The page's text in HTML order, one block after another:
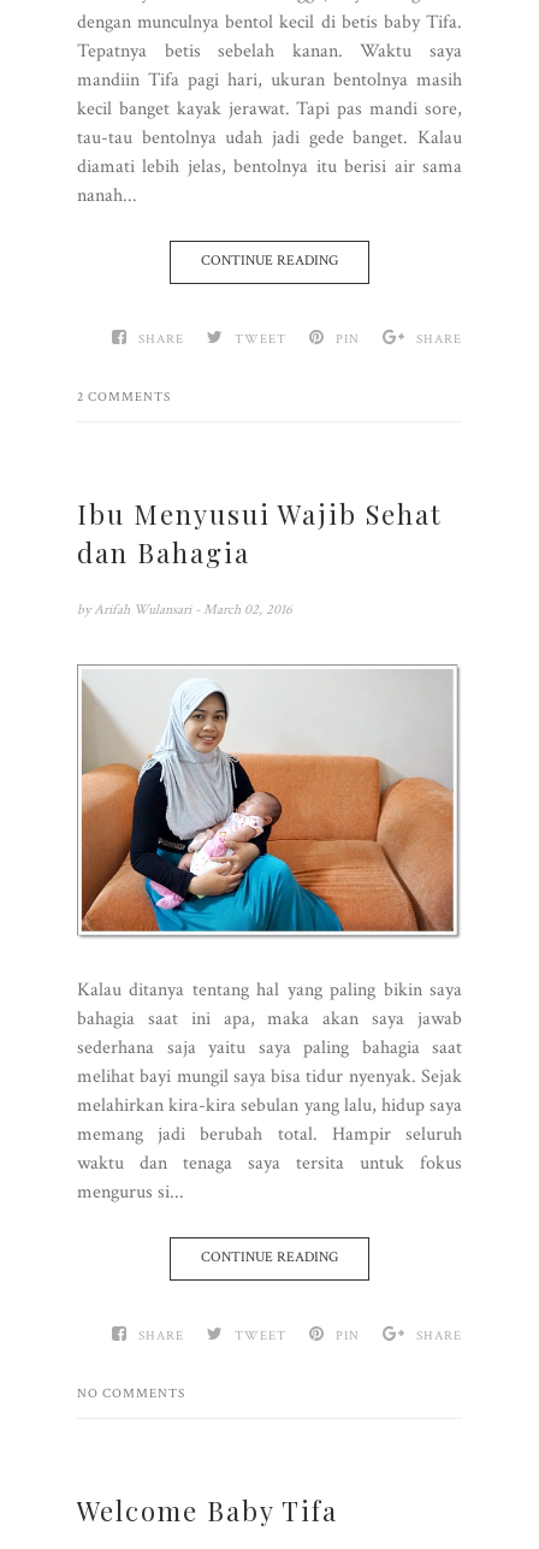
dengan munculnya bentol kecil di betis baby Tifa.
Tepatnya betis sebelah kanan. Waktu saya
mandiin Tifa pagi hari, ukuran bentolnya masih
kecil banget kayak jerawat. Tapi pas mandi sore,
tau-tau bentolnya udah jadi gede banget. Kalau
diamati lebih jelas, bentolnya itu berisi air sama
nanah...
CONTINUE READING
SHARE TWEET PIN SHARE
2 COMMENTS
Ibu Menyusui Wajib Sehat
dan Bahagia
by Arifah Wulansari - March 02, 2016
Kalau ditanya tentang hal yang paling bikin saya
bahagia saat ini apa, maka akan saya jawab
sederhana saja yaitu saya paling bahagia saat
melihat bayi mungil saya bisa tidur nyenyak. Sejak
melahirkan kira-kira sebulan yang lalu, hidup saya
memang jadi berubah total. Hampir seluruh
waktu dan tenaga saya tersita untuk fokus
mengurus si...
CONTINUE READING
SHARE TWEET PIN SHARE
NO COMMENTS
Welcome Baby Tifa